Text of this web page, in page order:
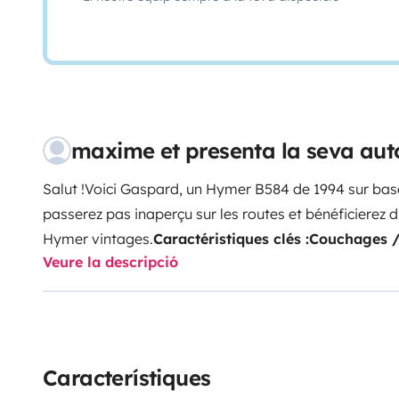
maxime et presenta la seva
Salut !Voici Gaspard, un Hymer B584 de 1994 sur
passerez pas inaperçu sur les routes et bénéficierez
Hymer vintages.Caractéristiques clés :Couchages
assises et 3 couchages confortables – un lit double
(90x200).Intérieur :Profitez d'une cuisine équipée
lors des chaudes journées estivales. Il est de plus
Veure la descripció
Característiques